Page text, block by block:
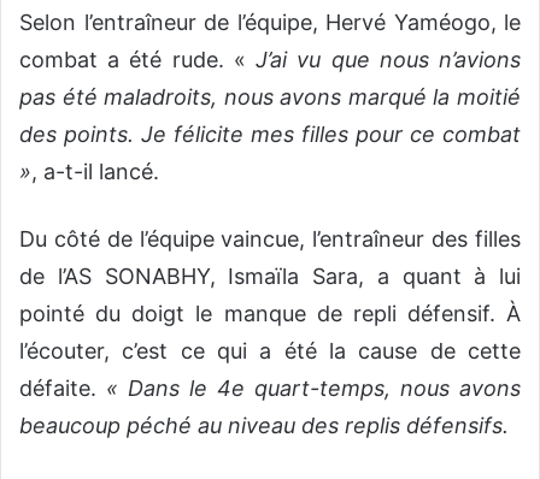
Selon l’entraîneur de l’équipe, Hervé Yaméogo, le
combat a été rude. «J’ai vu que nous n’avions
pas été maladroits, nous avons marqué la moitié
des points. Je félicite mes filles pour ce combat
», a-t-il lancé.
Du côté de l’équipe vaincue, l’entraîneur des filles
de l’AS SONABHY, Ismaïla Sara, a quant à lui
pointé du doigt le manque de repli défensif. À
l’écouter, c’est ce qui a été la cause de cette
défaite. « Dans le 4e quart-temps, nous avons
beaucoup péché au niveau des replis défensifs.